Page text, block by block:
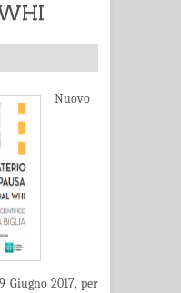
Nuovo
2017, per